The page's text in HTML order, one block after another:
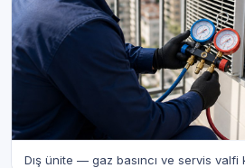
Dış ünite — gaz basıncı ve servis valfi